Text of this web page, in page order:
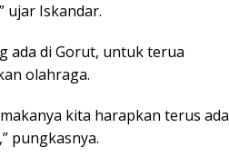
ujar Iskandar.
ada di Gorut, untuk terua
olahraga.
kita harapkan terus ada
pungkasnya.